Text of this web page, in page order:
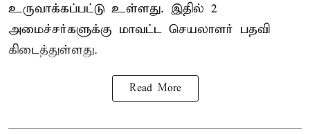
உருவாக்கப்பட்டு உள்ளது. இதில் 2
அமைச்சர்களுக்கு மாவட்ட செயலாளர் பதவி
கிடைத்துள்ளது.
Read More